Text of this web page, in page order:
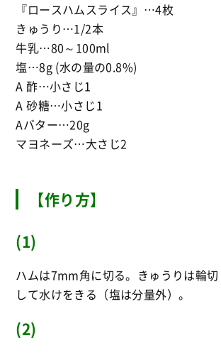
『ロースハムスライス』…4枚
きゅうり…1/2本
牛乳…80～100ml
塩…8g (水の量の0.8%)
A 酢…小さじ1
A 砂糖…小さじ1
Aバター…20g
マヨネーズ…大さじ2
【作り方】
(1)
ハムは7mm角に切る。きゅうりは輪
して水けをきる（塩は分量外）。
(2)